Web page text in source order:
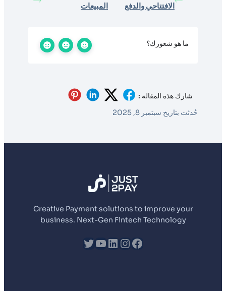
الافتتاحي والدفع
المبيعات
ما هو شعورك؟
شارك هذه المقالة :
حُدثت بتاريخ سبتمبر 8, 2025
Creative Payment solutions to improve your
business. Next-Gen Fintech Technology
fb إنستجرام لينكد إن يوتيوبتويتر